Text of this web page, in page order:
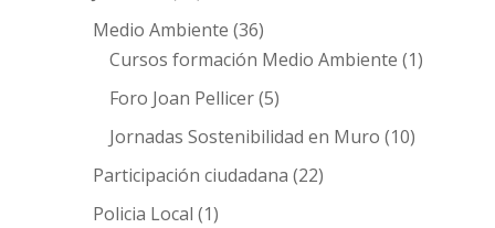
Medio Ambiente (36)
Cursos formación Medio Ambiente (1)
Foro Joan Pellicer(5)
Jornadas Sostenibilidad en Muro (10)
Participación ciudadana (22)
Policia Local (1)